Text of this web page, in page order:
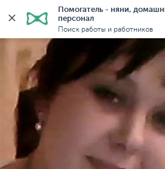
Помогатель - няни,
персонал
Поиск работы и работников
Главная Няни Няни в Москве